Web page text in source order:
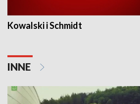
Kowalski i Schmidt
INNE